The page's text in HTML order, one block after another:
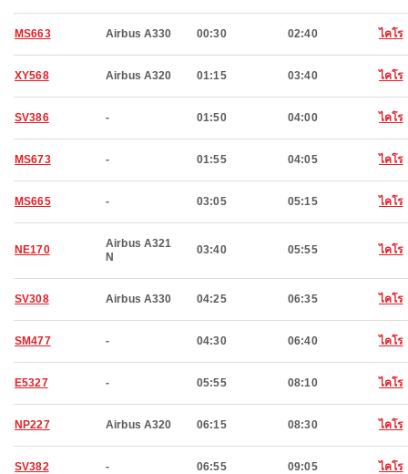
MS663 Airbus A330 00:30 02:40 ไคโร
XY568 Airbus A320 01:15 03:40 ไคโร
SV386 - 01:50 04:00 ไคโร
MS673 - 01:55 04:05 ไคโร
MS665 - 03:05 05:15 ไคโร
NE170
Airbus A321
N
03:40 05:55 ไคโร
SV308 Airbus A330 04:25 06:35 ไคโร
SM477 - 04:30 06:40 ไคโร
E5327 - 05:55 08:10 ไคโร
NP227 Airbus A320 06:15 08:30 ไคโร
SV382 - 06:55 09:05 ไคโร